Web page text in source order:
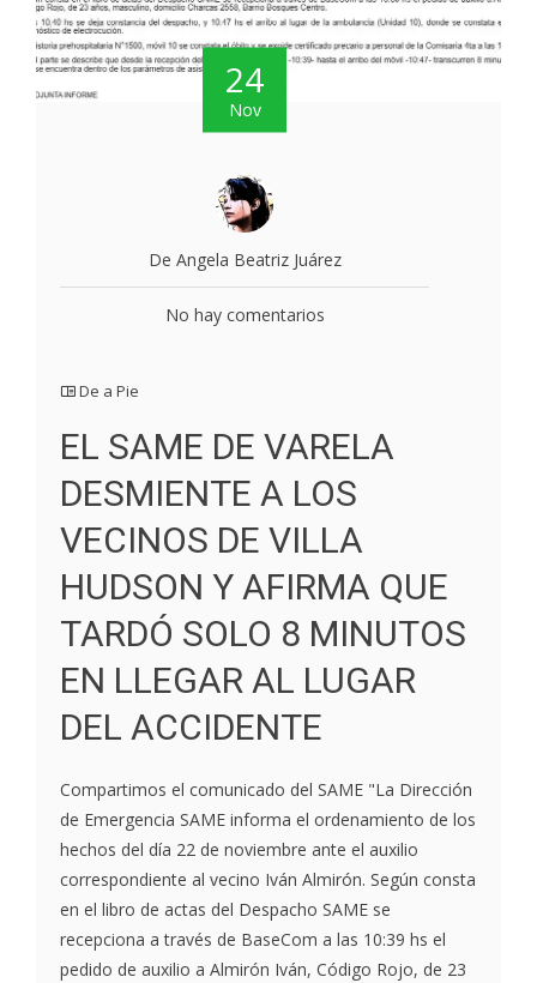
24
Nov
De Angela Beatriz Juárez
No hay comentarios
De a Pie
EL SAME DE VARELA
DESMIENTE A LOS
VECINOS DE VILLA
HUDSON Y AFIRMA QUE
TARDÓ SOLO 8 MINUTOS
EN LLEGAR AL LUGAR
DEL ACCIDENTE
Compartimos el comunicado del SAME "La Dirección
de Emergencia SAME informa el ordenamiento de los
hechos del día 22 de noviembre ante el auxilio
correspondiente al vecino Iván Almirón. Según consta
en el libro de actas del Despacho SAME se
recepciona a través de BaseCom a las 10:39 hs el
pedido de auxilio a Almirón Iván, Código Rojo, de 23